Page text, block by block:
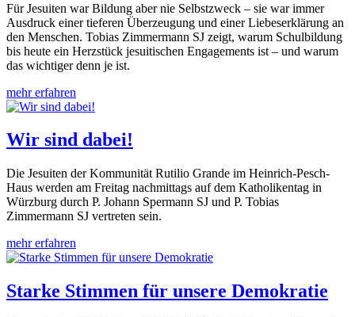
Für Jesuiten war Bildung aber nie Selbstzweck – sie war immer
Ausdruck einer tieferen Überzeugung und einer Liebeserklärung an
den Menschen. Tobias Zimmermann SJ zeigt, warum Schulbildung
bis heute ein Herzstück jesuitischen Engagements ist – und warum
das wichtiger denn je ist.
mehr erfahren
Wir sind dabei!
Die Jesuiten der Kommunität Rutilio Grande im Heinrich-Pesch-
Haus werden am Freitag nachmittags auf dem Katholikentag in
Würzburg durch P. Johann Spermann SJ und P. Tobias
Zimmermann SJ vertreten sein.
mehr erfahren
Starke Stimmen für unsere Demokratie